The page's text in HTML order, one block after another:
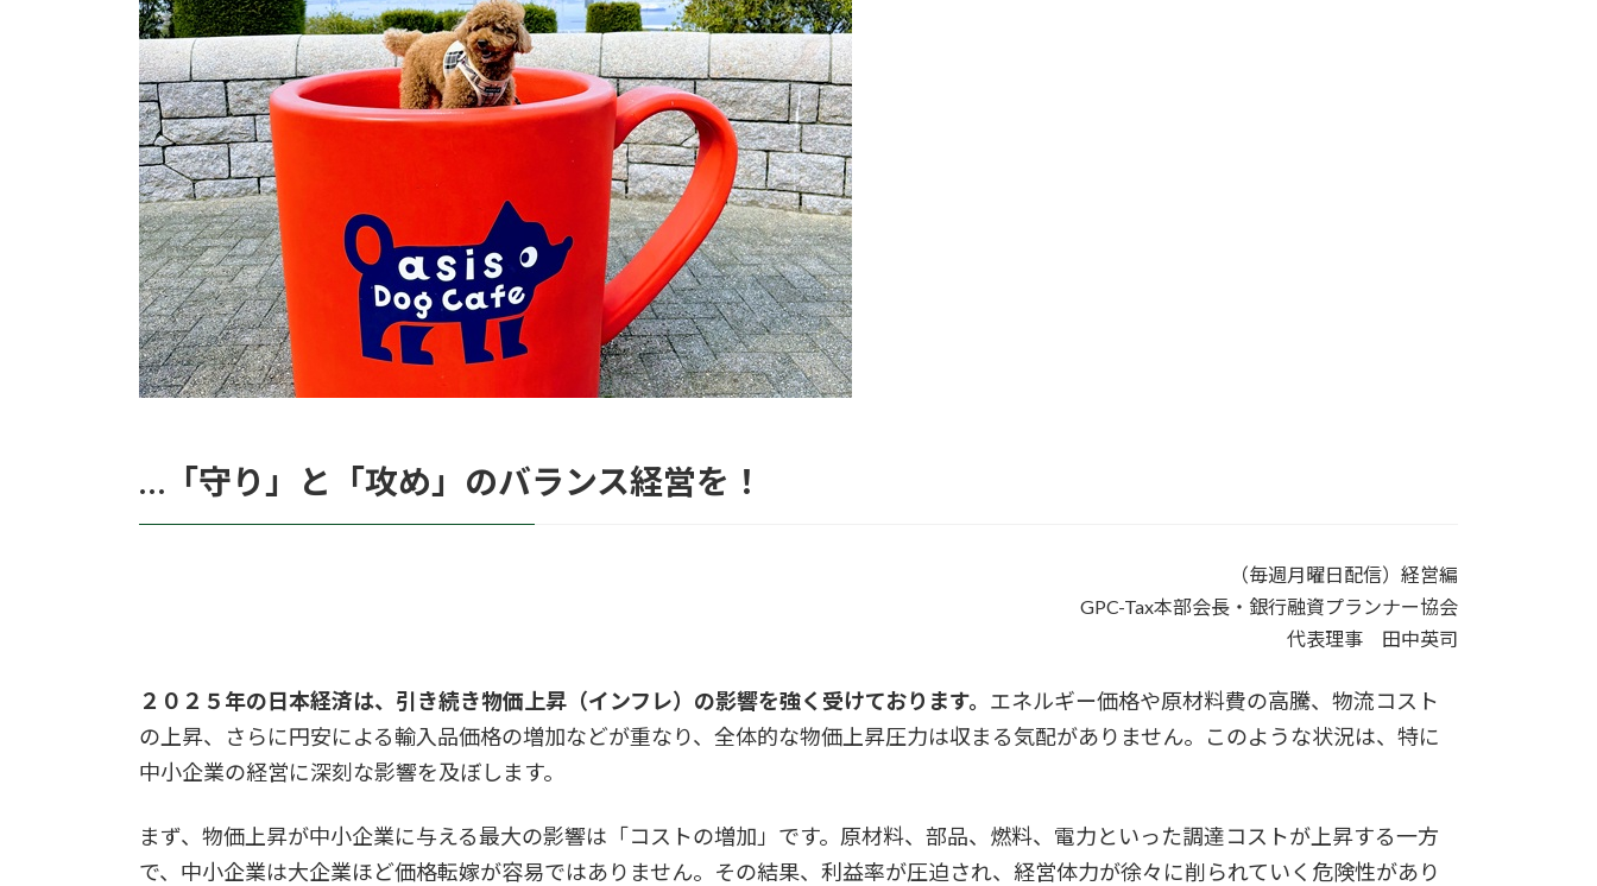
…「守り」と「攻め」のバランス経営を！
（毎週月曜日配信）経営編
GPC-Tax本部会長・銀行融資プランナー協会
代表理事 田中英司
２０２５年の日本経済は、引き続き物価上昇（インフレ）の影響を強く受けております。 エネルギー価格や原材料費の高騰、物流コスト
の上昇、さらに円安による輸入品価格の増加などが重なり、全体的な物価上昇圧力は収まる気配がありません。このような状況は、特に
中小企業の経営に深刻な影響を及ぼします。
まず、物価上昇が中小企業に与える最大の影響は「コストの増加」です。原材料、部品、燃料、電力といった調達コストが上昇する一方
で、中小企業は大企業ほど価格転嫁が容易ではありません。その結果、利益率が圧迫され、経営体力が徐々に削られていく危険性があり